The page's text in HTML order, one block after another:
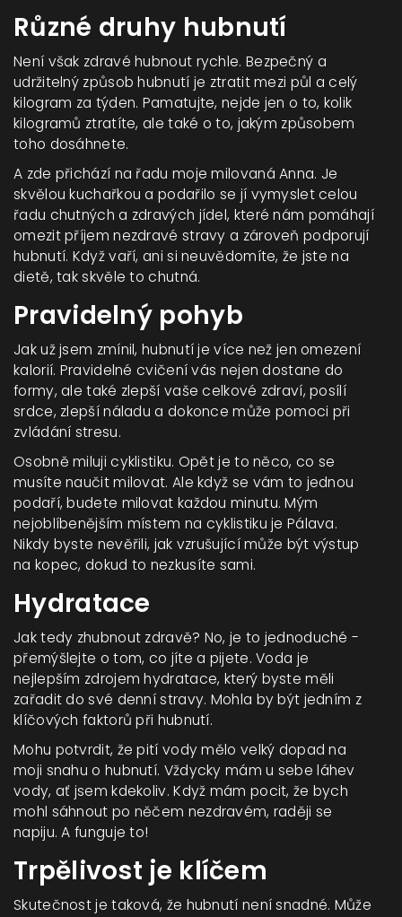
Různé druhy hubnutí
Není však zdravé hubnout rychle. Bezpečný a
udržitelný způsob hubnutí je ztratit mezi půl a celý
kilogram za týden. Pamatujte, nejde jen o to, kolik
kilogramů ztratíte, ale také o to, jakým způsobem
toho dosáhnete.
A zde přichází na řadu moje milovaná Anna. Je
skvělou kuchařkou a podařilo se jí vymyslet celou
řadu chutných a zdravých jídel, které nám pomáhají
omezit příjem nezdravé stravy a zároveň podporují
hubnutí. Když vaří, ani si neuvědomíte, že jste na
dietě, tak skvěle to chutná.
Pravidelný pohyb
Jak už jsem zmínil, hubnutí je více než jen omezení
kalorií. Pravidelné cvičení vás nejen dostane do
formy, ale také zlepší vaše celkové zdraví, posílí
srdce, zlepší náladu a dokonce může pomoci při
zvládání stresu.
Osobně miluji cyklistiku. Opět je to něco, co se
musíte naučit milovat. Ale když se vám to jednou
podaří, budete milovat každou minutu. Mým
nejoblíbenějším místem na cyklistiku je Pálava.
Nikdy byste nevěřili, jak vzrušující může být výstup
na kopec, dokud to nezkusíte sami.
Hydratace
Jak tedy zhubnout zdravě? No, je to jednoduché -
přemýšlejte o tom, co jíte a pijete. Voda je
nejlepším zdrojem hydratace, který byste měli
zařadit do své denní stravy. Mohla by být jedním z
klíčových faktorů při hubnutí.
Mohu potvrdit, že pití vody mělo velký dopad na
moji snahu o hubnutí. Vždycky mám u sebe láhev
vody, ať jsem kdekoliv. Když mám pocit, že bych
mohl sáhnout po něčem nezdravém, raději se
napiju. A funguje to!
Trpělivost je klíčem
Skutečnost je taková, že hubnutí není snadné. Může